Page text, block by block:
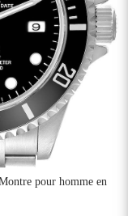
pour homme en